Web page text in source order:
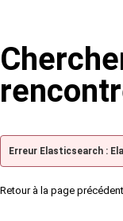
Erreur Elasticsearch :
Retour à la page